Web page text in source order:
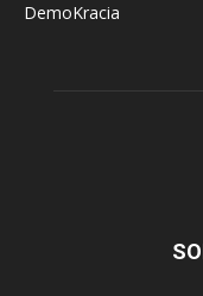
DemoKracia